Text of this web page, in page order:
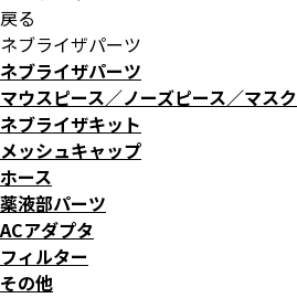
戻る
ネブライザパーツ
ネブライザパーツ
マウスピース／ノーズピース／マスク
ネブライザキット
メッシュキャップ
ホース
薬液部パーツ
ACアダプタ
フィルター
その他